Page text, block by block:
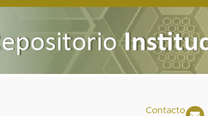
Contacto